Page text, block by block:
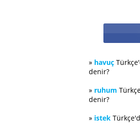
» havuç
denir?
» ruhum
denir?
» istek